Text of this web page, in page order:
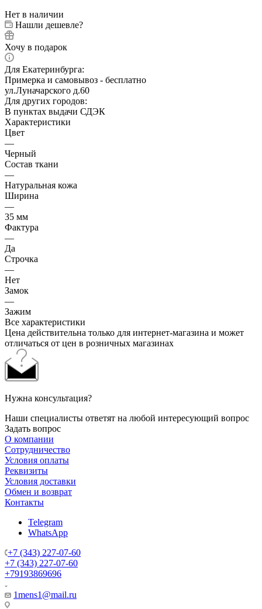
Нет в наличии
Нашли дешевле?
Хочу в подарок
Для Екатеринбурга:
Примерка и самовывоз - бесплатно
ул.Луначарского д.60
Для других городов:
В пунктах выдачи СДЭК
Характеристики
Цвет
—
Черный
Состав ткани
—
Натуральная кожа
Ширина
—
35 мм
Фактура
—
Да
Строчка
—
Нет
Замок
—
Зажим
Все характеристики
Цена действительна только для интернет-магазина и может
отличаться от цен в розничных магазинах
Нужна консультация?
Наши специалисты ответят на любой интересующий вопрос
Задать вопрос
О компании
Сотрудничество
Условия оплаты
Реквизиты
Условия доставки
Обмен и возврат
Контакты
Telegram
WhatsApp
+7 (343) 227-07-60
+7 (343) 227-07-60
+79193869696
1mens1@mail.ru